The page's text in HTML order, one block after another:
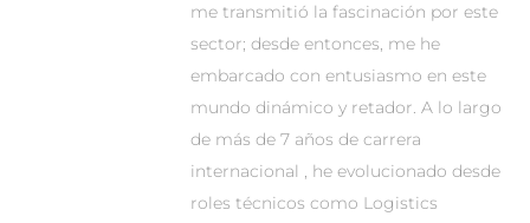
me transmitió la fascinación por este
sector; desde entonces, me he
embarcado con entusiasmo en este
mundo dinámico y retador. A lo largo
de más de 7 años de carrera
internacional , he evolucionado desde
roles técnicos como Logistics